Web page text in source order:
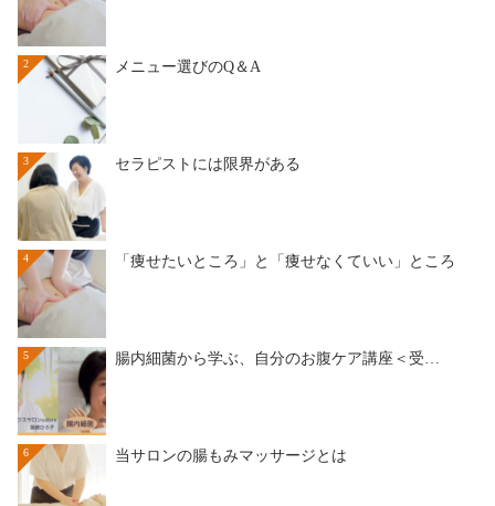
2 メニュー選びのQ＆A
3 セラピストには限界がある
4 「痩せたいところ」と「痩せなくていい」ところ
5 腸内細菌から学ぶ、自分のお腹ケア講座＜受…
6 当サロンの腸もみマッサージとは